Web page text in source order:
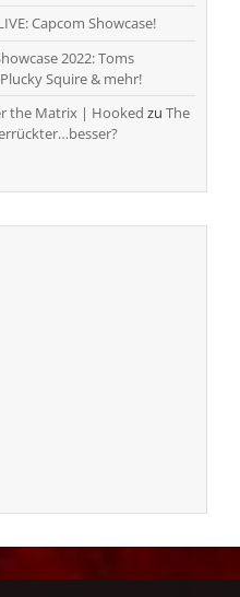
Capcom Showcase!
2022: Toms
Squire & mehr!
the Matrix | Hooked zu The